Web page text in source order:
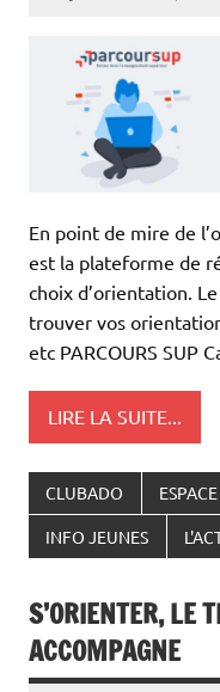
En point de mire de
est la plateforme de
choix d’orientation.
trouver vos
etc PARCOURS SUP
LIRE LA SUITE...
CLUBADO
INFO JEUNES
S’ORIENTER, LE
ACCOMPAGNE